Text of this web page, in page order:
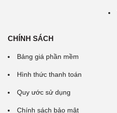
CHÍNH SÁCH
Bảng giá phần mềm
Hình thức thanh toán
Quy ước sử dụng
Chính sách bảo mật